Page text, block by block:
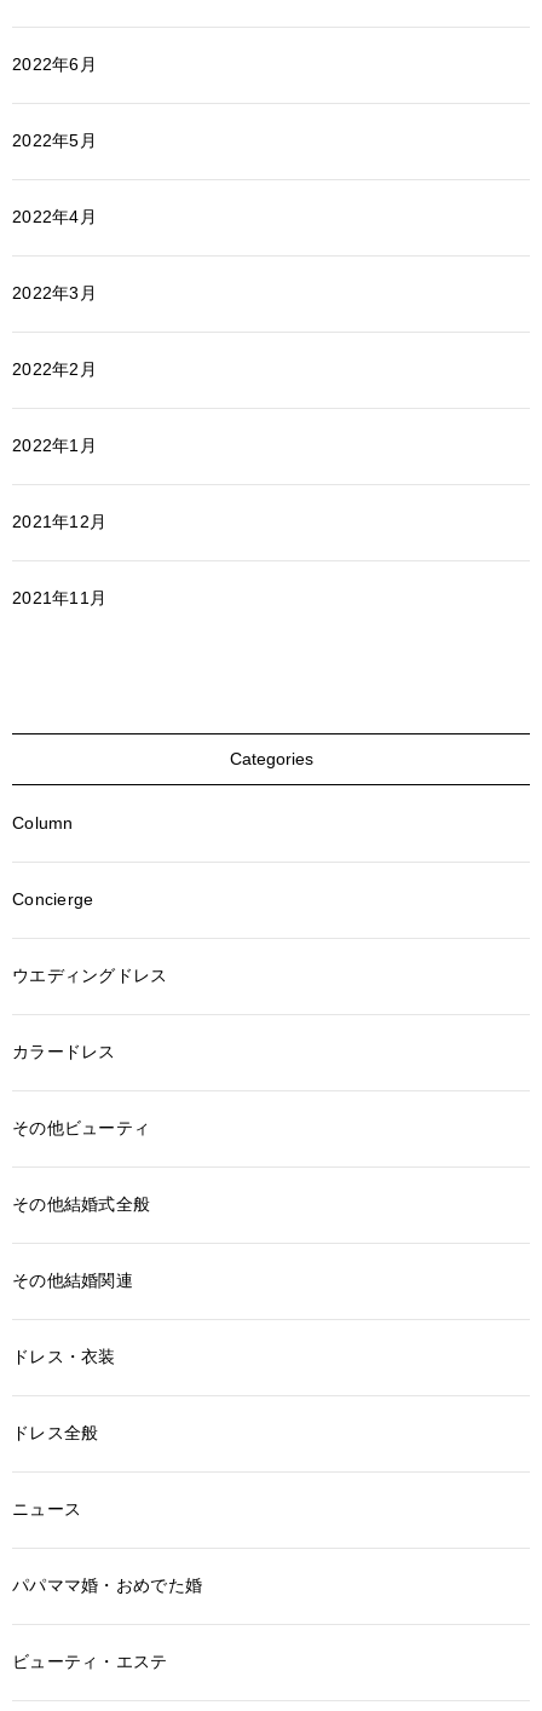
2022年6月
2022年5月
2022年4月
2022年3月
2022年2月
2022年1月
2021年12月
2021年11月
Categories
Column
Concierge
ウエディングドレス
カラードレス
その他ビューティ
その他結婚式全般
その他結婚関連
ドレス・衣装
ドレス全般
ニュース
パパママ婚・おめでた婚
ビューティ・エステ